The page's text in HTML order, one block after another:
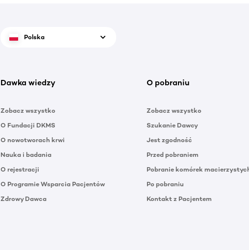
Polska
Dawka wiedzy
Zobacz wszystko
O Fundacji DKMS
O nowotworach krwi
Nauka i badania
O rejestracji
O Programie Wsparcia Pacjentów
Zdrowy Dawca
O pobraniu
Zobacz wszystko
Szukanie Dawcy
Jest zgodność
Przed pobraniem
Pobranie komórek
Po pobraniu
Kontakt z Pacjentem